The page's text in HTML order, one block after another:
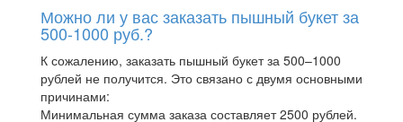
Можно ли у вас заказать пышный букет за
500-1000 руб.?
К сожалению, заказать пышный букет за 500–1000
рублей не получится. Это связано с двумя основными
причинами:
Минимальная сумма заказа составляет 2500 рублей.